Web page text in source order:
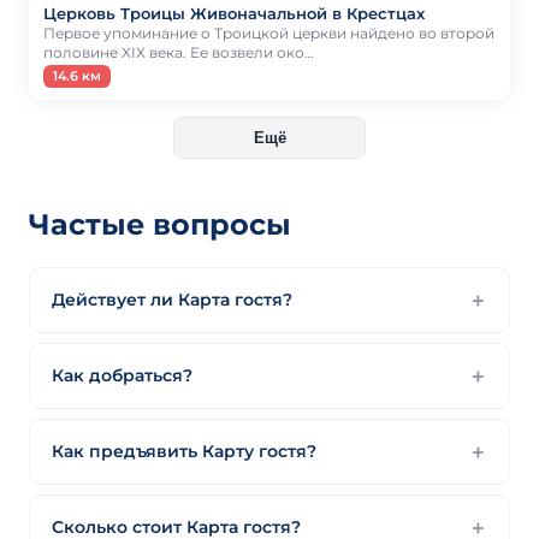
Церковь Троицы Живоначальной в Крестцах
Первое упоминание о Троицкой церкви найдено во второй
половине XIX века. Ее возвели око…
14.6 км
Ещё
Частые вопросы
Действует ли Карта гостя?
Как добраться?
Как предъявить Карту гостя?
Сколько стоит Карта гостя?